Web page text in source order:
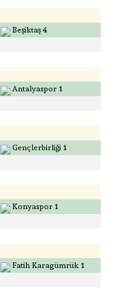
Beşiktaş 4
Antalyaspor 1
Gençlerbirliği 1
Konyaspor 1
Fatih Karagümrük 1